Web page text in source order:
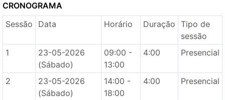
CRONOGRAMA
Sessão
Data Horário Duração Tipo de
sessão
1
23-05-2026
(Sábado)
09:00 -
13:00
4:00 Presencial
2
23-05-2026
(Sábado)
14:00 -
18:00
4:00 Presencial